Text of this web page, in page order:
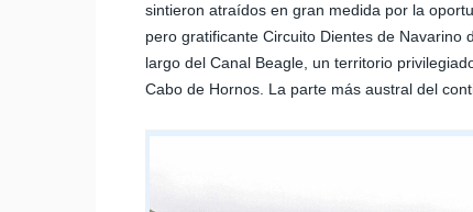
sintieron atraídos en gran medida por la
pero gratificante Circuito Dientes de Navarino
largo del Canal Beagle, un territorio
Cabo de Hornos. La parte más austral del